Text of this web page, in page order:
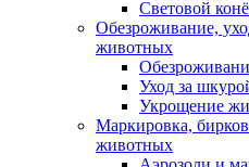
Световой
Обезроживание,
животных
Уход за
Укрощение
Маркировка,
животных